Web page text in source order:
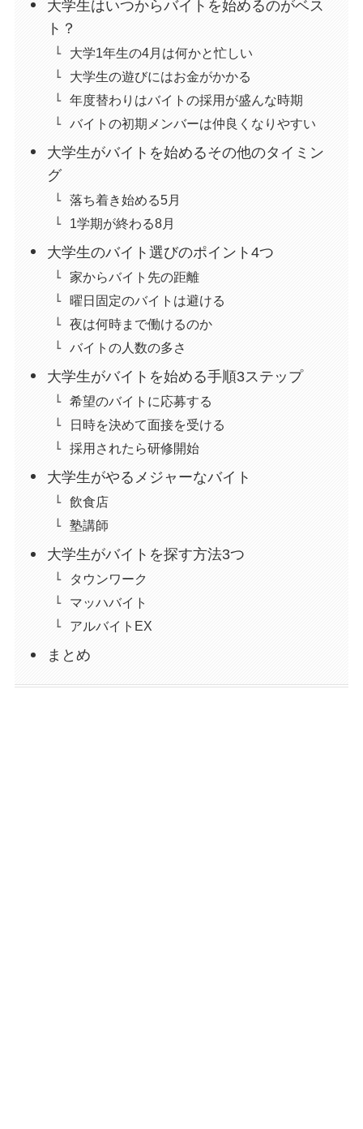
大学生はいつからバイトを始めるのがベス
ト？
大学1年生の4月は何かと忙しい
大学生の遊びにはお金がかかる
年度替わりはバイトの採用が盛んな時期
バイトの初期メンバーは仲良くなりやすい
大学生がバイトを始めるその他のタイミン
グ
落ち着き始める5月
1学期が終わる8月
大学生のバイト選びのポイント4つ
家からバイト先の距離
曜日固定のバイトは避ける
夜は何時まで働けるのか
バイトの人数の多さ
大学生がバイトを始める手順3ステップ
希望のバイトに応募する
日時を決めて面接を受ける
採用されたら研修開始
大学生がやるメジャーなバイト
飲食店
塾講師
大学生がバイトを探す方法3つ
タウンワーク
マッハバイト
アルバイトEX
まとめ